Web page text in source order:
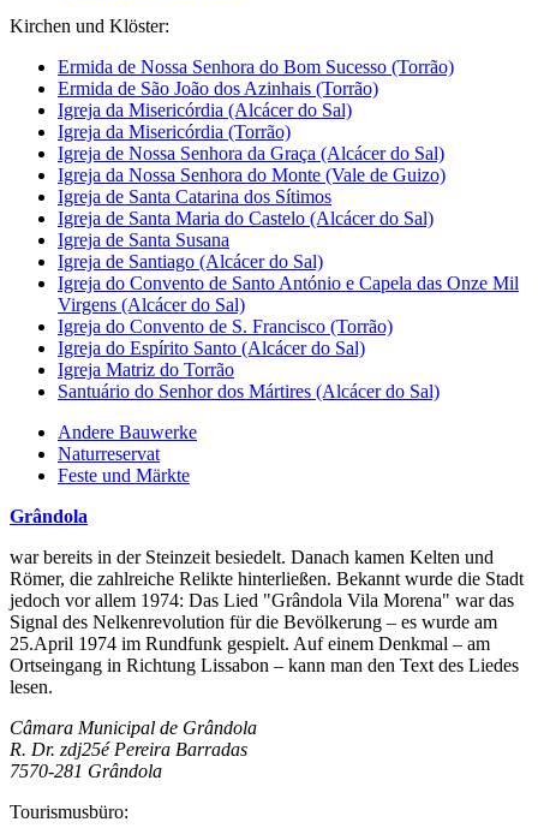
Kirchen und Klöster:
Ermida de Nossa Senhora do Bom Sucesso (Torrão)
Ermida de São João dos Azinhais (Torrão)
Igreja da Misericórdia (Alcácer do Sal)
Igreja da Misericórdia (Torrão)
Igreja de Nossa Senhora da Graça (Alcácer do Sal)
Igreja da Nossa Senhora do Monte (Vale de Guizo)
Igreja de Santa Catarina dos Sítimos
Igreja de Santa Maria do Castelo (Alcácer do Sal)
Igreja de Santa Susana
Igreja de Santiago (Alcácer do Sal)
Igreja do Convento de Santo António e Capela das Onze Mil
Virgens (Alcácer do Sal)
Igreja do Convento de S. Francisco (Torrão)
Igreja do Espírito Santo (Alcácer do Sal)
Igreja Matriz do Torrão
Santuário do Senhor dos Mártires (Alcácer do Sal)
Andere Bauwerke
Naturreservat
Feste und Märkte
Grândola
war bereits in der Steinzeit besiedelt. Danach kamen Kelten und
Römer, die zahlreiche Relikte hinterließen. Bekannt wurde die Stadt
jedoch vor allem 1974: Das Lied "Grândola Vila Morena" war das
Signal des Nelkenrevolution für die Bevölkerung – es wurde am
25.April 1974 im Rundfunk gespielt. Auf einem Denkmal – am
Ortseingang in Richtung Lissabon – kann man den Text des Liedes
lesen.
Câmara Municipal de Grândola
R. Dr. zdj25é Pereira Barradas
7570-281 Grândola
Tourismusbüro: